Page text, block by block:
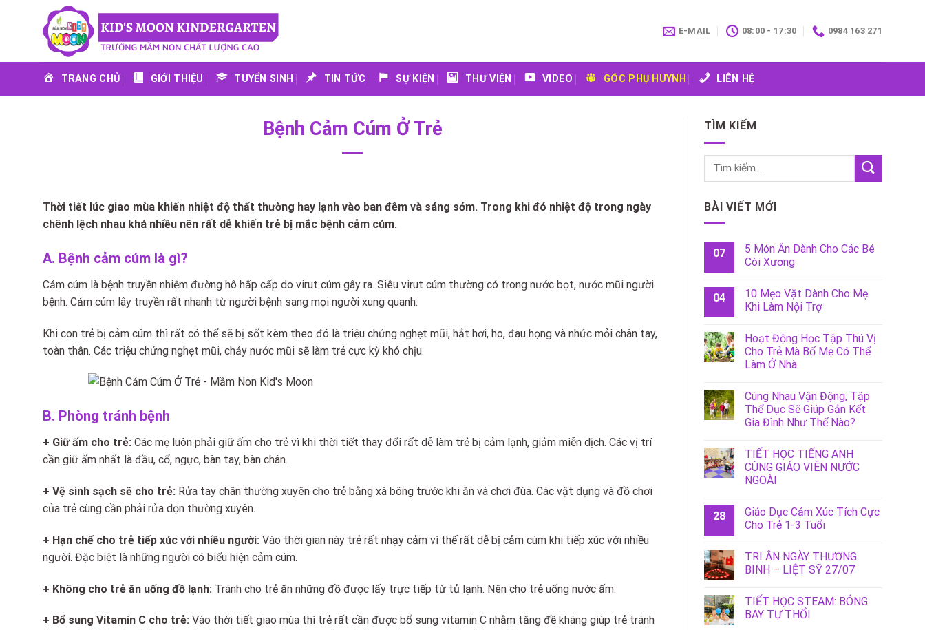
E-MAIL 08:00 - 17:30 0984 163 271
TRANG CHỦ GIỚI THIỆU TUYỂN SINH TIN TỨC SỰ KIỆN THƯ VIỆN VIDEO GÓC PHỤ HUYNH LIÊN HỆ
Bệnh Cảm Cúm Ở Trẻ
Thời tiết lúc giao mùa khiến nhiệt độ thất thường hay lạnh vào ban đêm và sáng sớm. Trong khi đó nhiệt độ trong ngày
chênh lệch nhau khá nhiều nên rất dễ khiến trẻ bị mắc bệnh cảm cúm.
A. Bệnh cảm cúm là gì?
Cảm cúm là bệnh truyền nhiễm đường hô hấp cấp do virut cúm gây ra. Siêu virut cúm thường có trong nước bọt, nước mũi người
bệnh. Cảm cúm lây truyền rất nhanh từ người bệnh sang mọi người xung quanh.
Khi con trẻ bị cảm cúm thì rất có thể sẽ bị sốt kèm theo đó là triệu chứng nghẹt mũi, hắt hơi, ho, đau họng và nhức mỏi chân tay,
toàn thân. Các triệu chứng nghẹt mũi, chảy nước mũi sẽ làm trẻ cực kỳ khó chịu.
B. Phòng tránh bệnh
+ Giữ ấm cho trẻ: Các mẹ luôn phải giữ ấm cho trẻ vì khi thời tiết thay đổi rất dễ làm trẻ bị cảm lạnh, giảm miễn dịch. Các vị trí
cần giữ ấm nhất là đầu, cổ, ngực, bàn tay, bàn chân.
+ Vệ sinh sạch sẽ cho trẻ: Rửa tay chân thường xuyên cho trẻ bằng xà bông trước khi ăn và chơi đùa. Các vật dụng và đồ chơi
của trẻ cùng cần phải rửa dọn thường xuyên.
+ Hạn chế cho trẻ tiếp xúc với nhiều người: Vào thời gian này trẻ rất nhạy cảm vì thế rất dễ bị cảm cúm khi tiếp xúc với nhiều
người. Đặc biệt là những người có biểu hiện cảm cúm.
+ Không cho trẻ ăn uống đồ lạnh: Tránh cho trẻ ăn những đồ được lấy trực tiếp từ tủ lạnh. Nên cho trẻ uống nước ấm.
+ Bổ sung Vitamin C cho trẻ: Vào thời tiết giao mùa thì trẻ rất cần được bổ sung vitamin C nhằm tăng đề kháng giúp trẻ tránh
TÌM KIẾM
BÀI VIẾT MỚI
07
5 Món Ăn Dành Cho Các Bé
Còi Xương
04
10 Mẹo Vặt Dành Cho Mẹ
Khi Làm Nội Trợ
Hoạt Động Học Tập Thú Vị
Cho Trẻ Mà Bố Mẹ Có Thể
Làm Ở Nhà
Cùng Nhau Vận Động, Tập
Thể Dục Sẽ Giúp Gắn Kết
Gia Đình Như Thế Nào?
TIẾT HỌC TIẾNG ANH
CÙNG GIÁO VIÊN NƯỚC
NGOÀI
28
Giáo Dục Cảm Xúc Tích Cực
Cho Trẻ 1-3 Tuổi
TRI ÂN NGÀY THƯƠNG
BINH – LIỆT SỸ 27/07
TIẾT HỌC STEAM: BÓNG
BAY TỰ THỔI